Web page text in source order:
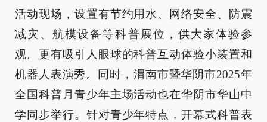
活动现场，设置有节约用水、网络安全、防震
减灾、航模设备等科普展位，供大家体验参
观。更有吸引人眼球的科普互动体验小装置和
机器人表演秀。同时，渭南市暨华阴市2025年
全国科普月青少年主场活动也在华阴市华山中
学同步举行。针对青少年特点，开幕式科普表